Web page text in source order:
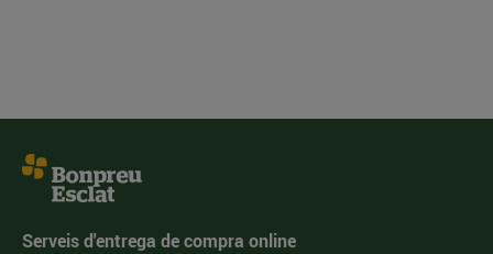
Serveis d'entrega de compra online